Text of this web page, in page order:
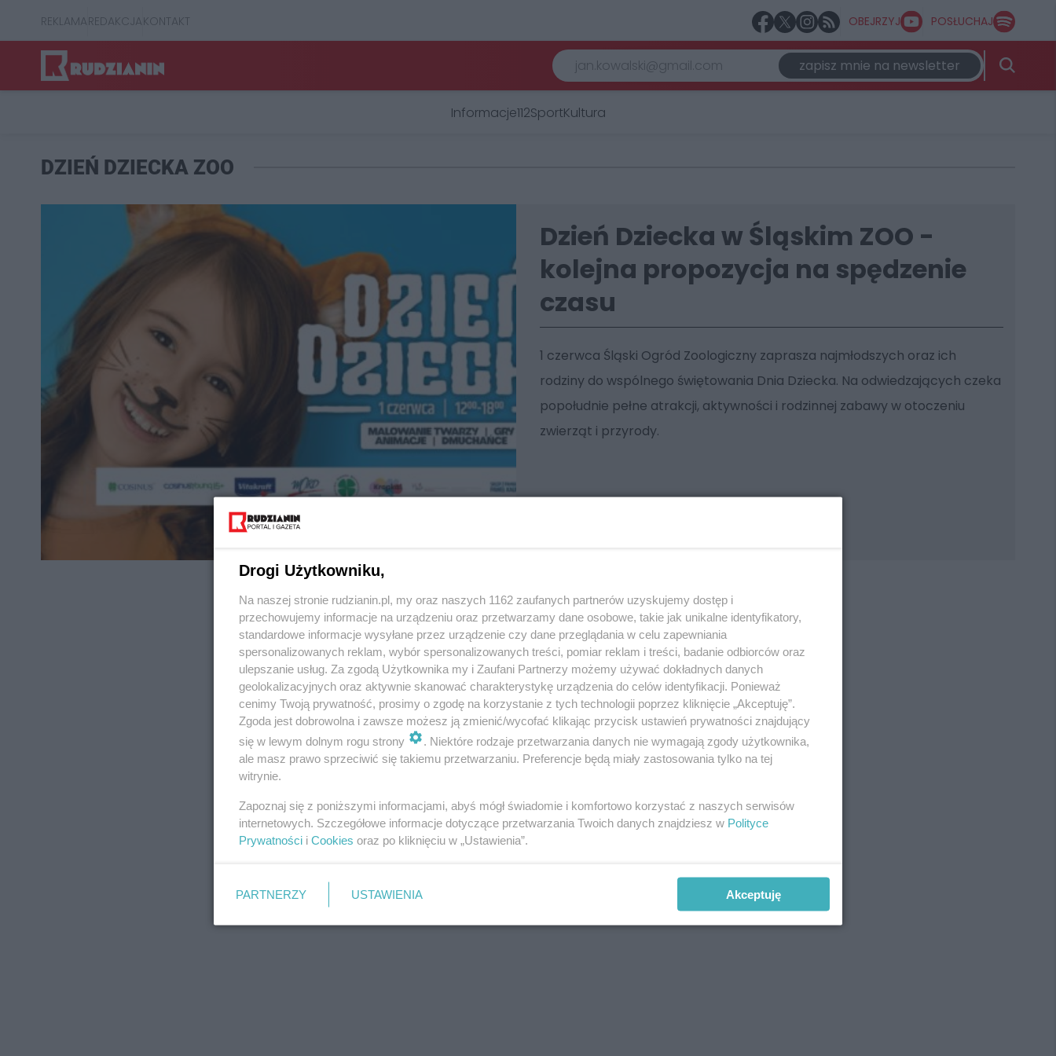
REKLAMAREDAKCJAKONTAKT OBEJRZYJ POSŁUCHAJ
zapisz mnie na newsletter
Informacje112SportKultura
DZIEŃ DZIECKA ZOO
Dzień Dziecka w Śląskim ZOO -
kolejna propozycja na spędzenie
czasu
1 czerwca Śląski Ogród Zoologiczny zaprasza najmłodszych oraz ich
rodziny do wspólnego świętowania Dnia Dziecka. Na odwiedzających czeka
popołudnie pełne atrakcji, aktywności i rodzinnej zabawy w otoczeniu
zwierząt i przyrody.
REKLAMA REKLAMA
Drogi Użytkowniku,
Na naszej stronie rudzianin.pl, my oraz naszych 1162 zaufanych partnerów uzyskujemy dostęp i
przechowujemy informacje na urządzeniu oraz przetwarzamy dane osobowe, takie jak unikalne identyfikatory,
standardowe informacje wysyłane przez urządzenie czy dane przeglądania w celu zapewniania
spersonalizowanych reklam, wybór spersonalizowanych treści, pomiar reklam i treści, badanie odbiorców oraz
ulepszanie usług. Za zgodą Użytkownika my i Zaufani Partnerzy możemy używać dokładnych danych
geolokalizacyjnych oraz aktywnie skanować charakterystykę urządzenia do celów identyfikacji. Ponieważ
cenimy Twoją prywatność, prosimy o zgodę na korzystanie z tych technologii poprzez kliknięcie „Akceptuję”.
Zgoda jest dobrowolna i zawsze możesz ją zmienić/wycofać klikając przycisk ustawień prywatności znajdujący
się w lewym dolnym rogu strony
. Niektóre rodzaje przetwarzania danych nie wymagają zgody użytkownika,
ale masz prawo sprzeciwić się takiemu przetwarzaniu. Preferencje będą miały zastosowania tylko na tej
witrynie.
Zapoznaj się z poniższymi informacjami, abyś mógł świadomie i komfortowo korzystać z naszych serwisów
internetowych. Szczegółowe informacje dotyczące przetwarzania Twoich danych znajdziesz w Polityce
Prywatności i Cookies oraz po kliknięciu w „Ustawienia”.
PARTNERZY USTAWIENIA Akceptuję